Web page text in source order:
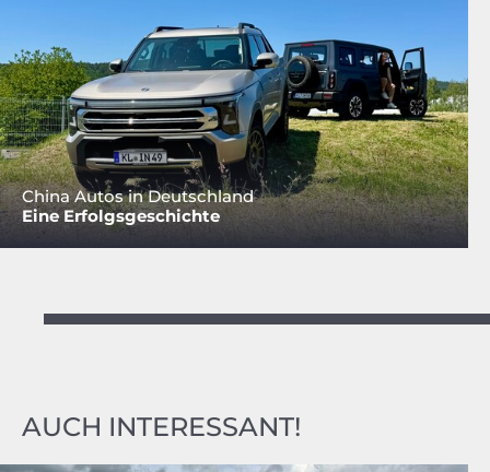
China Autos in Deutschland
Eine Erfolgsgeschichte
AUCH INTERESSANT!